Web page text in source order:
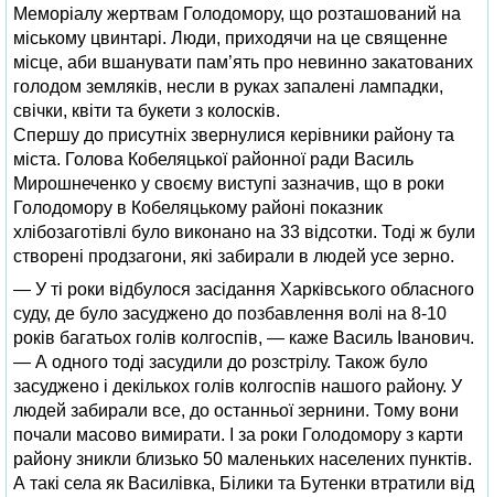
Меморіалу жертвам Голодомору, що розташований на
міському цвинтарі. Люди, приходячи на це священне
місце, аби вшанувати пам’ять про невинно закатованих
голодом земляків, несли в руках запалені лампадки,
свічки, квіти та букети з колосків.
Спершу до присутніх звернулися керівники району та
міста. Голова Кобеляцької районної ради Василь
Мирошнеченко у своєму виступі зазначив, що в роки
Голодомору в Кобеляцькому районі показник
хлібозаготівлі було виконано на 33 відсотки. Тоді ж були
створені продзагони, які забирали в людей усе зерно.
— У ті роки відбулося засідання Харківського обласного
суду, де було засуджено до позбавлення волі на 8-10
років багатьох голів колгоспів, — каже Василь Іванович.
— А одного тоді засудили до розстрілу. Також було
засуджено і декількох голів колгоспів нашого району. У
людей забирали все, до останньої зернини. Тому вони
почали масово вимирати. І за роки Голодомору з карти
району зникли близько 50 маленьких населених пунктів.
А такі села як Василівка, Білики та Бутенки втратили від